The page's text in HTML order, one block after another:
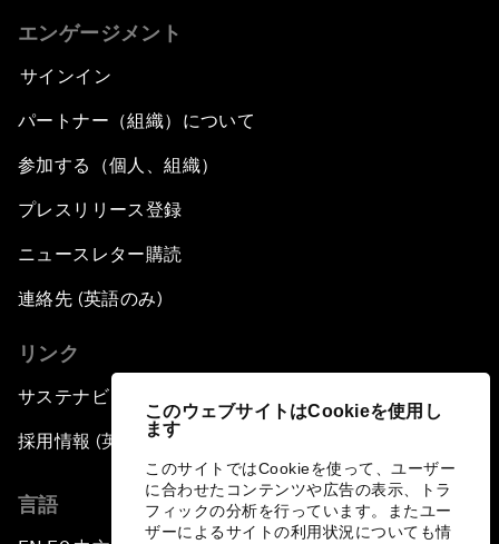
このウェブサイトはCookieを使用し
ます
このサイトではCookieを使って、ユーザー
に合わせたコンテンツや広告の表示、トラ
フィックの分析を行っています。またユー
ザーによるサイトの利用状況についても情
エンゲージメント
サインイン
パートナー（組織）について
参加する（個人、組織）
プレスリリース登録
ニュースレター購読
連絡先 (英語のみ)
リンク
サステナビリティへの取り組み
採用情報 (英語のみ)
言語